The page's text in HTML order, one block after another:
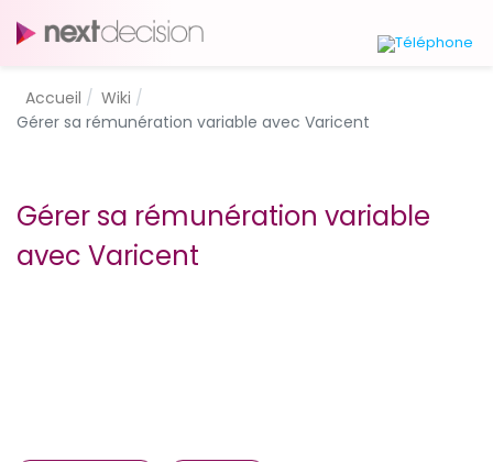
Accueil
Wiki
Gérer sa rémunération variable avec Varicent
Gérer sa rémunération variable
avec Varicent